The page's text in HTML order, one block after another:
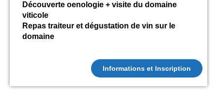
Découverte oenologie + visite du domaine
viticole
Repas traiteur et dégustation de vin sur le
domaine
Informations et Inscription